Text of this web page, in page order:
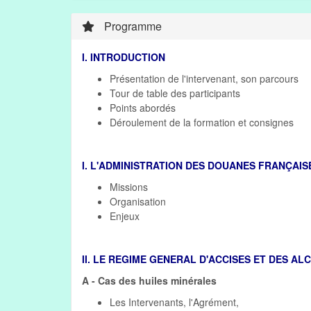
Programme
I. INTRODUCTION
Présentation de l'intervenant, son parcours
Tour de table des participants
Points abordés
Déroulement de la formation et consignes
I. L'ADMINISTRATION DES DOUANES
Missions
Organisation
Enjeux
II. LE REGIME GENERAL D'ACCISES ET DES
A - Cas des huiles minérales
Les Intervenants, l'Agrément,